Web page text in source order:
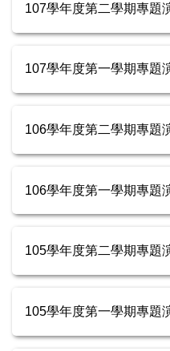
107學年度第二學期專題
107學年度第一學期專題
106學年度第二學期專題
106學年度第一學期專題
105學年度第二學期專題
105學年度第一學期專題